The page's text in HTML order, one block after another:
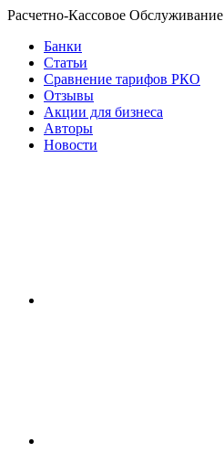
Расчетно-Кассовое Обслуживание
Банки
Статьи
Сравнение тарифов РКО
Отзывы
Акции для бизнеса
Авторы
Новости